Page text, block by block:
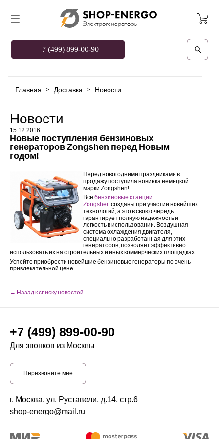
+7 (499) 899-00-90
Главная > Доставка > Новости
Новости
15.12.2016
Новые поступления бензиновых
генераторов Zongshen перед Новым
годом!
Перед новогодними праздниками в
продажу поступила новинка немецкой
марки Zongshen!
Все бензиновые станции
Zongshen созданы при участии новейших
технологий, а это в свою очередь
гарантирует полную надежность и
легкость в использовании. Воздушная
система охлаждения двигателя,
специально разработанная для этих
генераторов, позволяет эффективно
использовать их на строительных и иных коммерческих площадках.
Успейте приобрести новейшие бензиновые генераторы по очень
привлекательной цене.
← Назад к списку новостей
+7 (499) 899-00-90
Для звонков из Москвы
Перезвоните мне
г. Москва, ул. Руставели, д.14, стр.6
shop-energo@mail.ru